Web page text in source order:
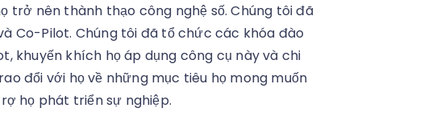
trở nên thành thạo công nghệ số. Chúng tôi đã
Co-Pilot. Chúng tôi đã tổ chức các khóa đào
khuyến khích họ áp dụng công cụ này và chi
đổi với họ về những mục tiêu họ mong muốn
họ phát triển sự nghiệp.